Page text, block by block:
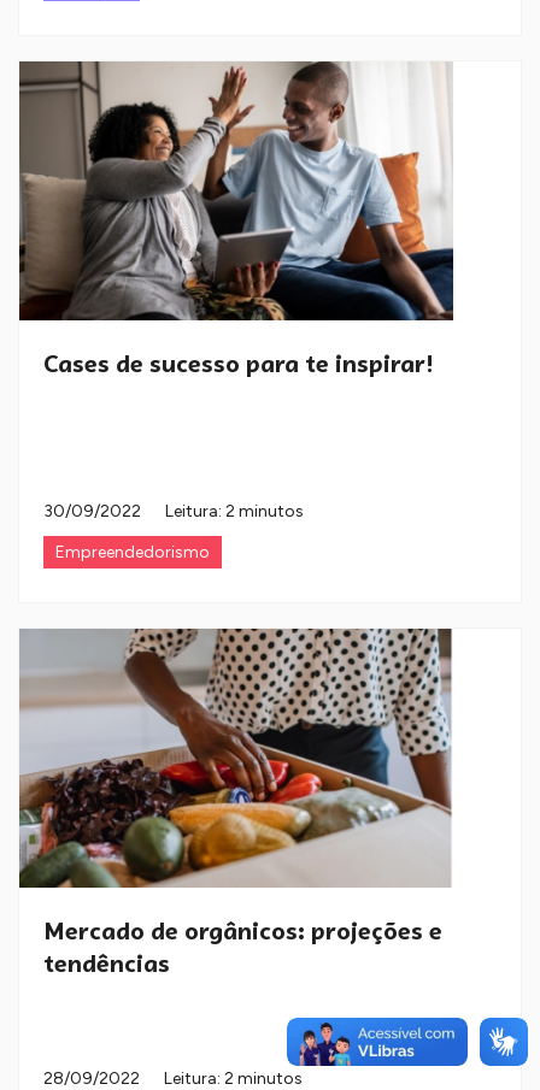
Cases de sucesso para te inspirar!
30/09/2022
Leitura: 2 minutos
Empreendedorismo
Mercado de orgânicos: projeções e
tendências
28/09/2022 Leitura: 2 minutos